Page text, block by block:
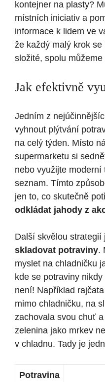
kontejner na plasty?
místních iniciativ a
informace k lidem ve
že každý malý krok
složité, spolu
Jak efektivně
Jedním z
vyhnout plýtvání
na celý týden. Místo
supermarketu si
nebo využijte moderní
seznam. Tímto
jen to, co skutečně
odkládat jahody z
Další skvělou strategií
skladovat potraviny.
myslet na chladničku
kde se potraviny
není! Například
mimo chladničku, na
zachovala svou chuť
zelenina jako mrkev
v chladnu. Tady je
Potravina